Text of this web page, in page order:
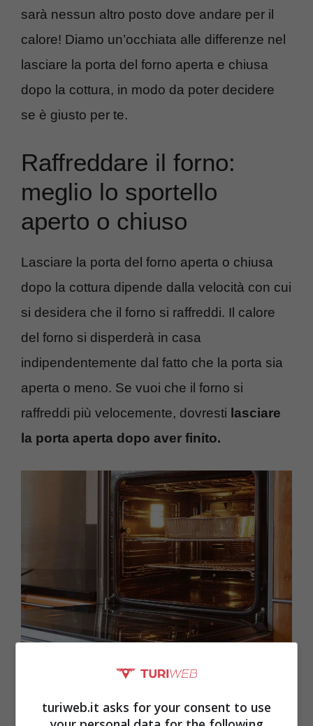
sarà nessun altro posto dove andare per il
calore! Diamo un’occhiata alle differenze nel
lasciare la porta del forno aperta e chiusa
dopo la cottura, in modo da poter decidere
se è giusto per te.
Raffreddare il forno:
meglio lo sportello
aperto o chiuso
Lasciare la porta del forno aperta o chiusa
dopo la cottura dipende dalla velocità con cui
si desidera che il forno si raffreddi. Il calore
del forno si disperderà in casa
indipendentemente dal fatto che la porta sia
aperta o meno. Se vuoi che il forno si
raffreddi più velocemente, dovresti lasciare
la porta aperta dopo aver finito.
turiweb.it asks for your consent to use